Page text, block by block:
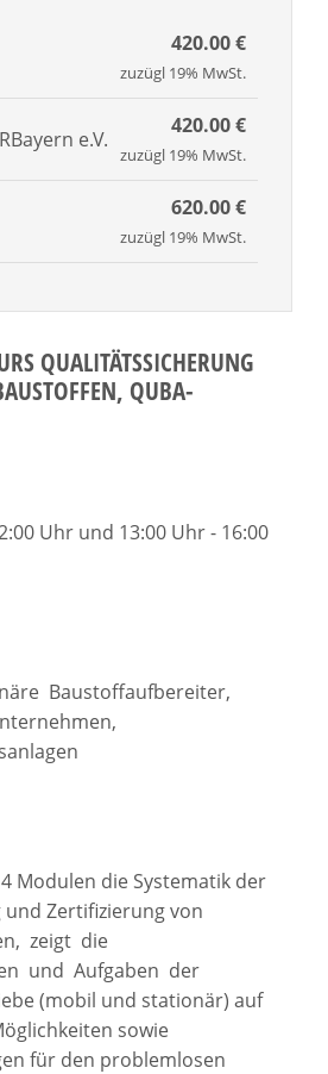
420.00 €
zuzügl 19% MwSt.
e.V.
420.00 €
zuzügl 19% MwSt.
620.00 €
zuzügl 19% MwSt.
QUALITÄTSSICHERUNG
QUBA-
Uhr und 13:00 Uhr - 16:00
Baustoffaufbereiter,
Modulen die Systematik der
Zertifizierung von
zeigt die
und Aufgaben der
(mobil und stationär) auf
sowie
für den problemlosen